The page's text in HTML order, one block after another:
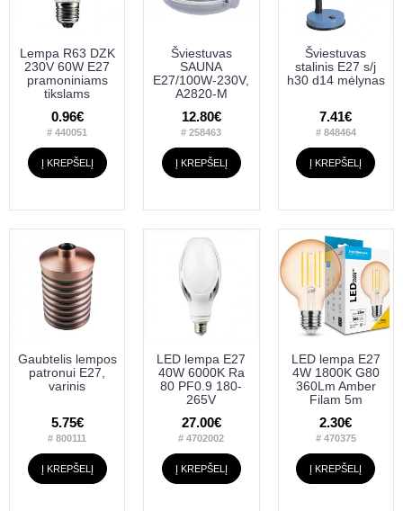
Lempa R63 DZK
230V 60W E27
pramoniniams
tikslams
0.96€
# 440051
Į KREPŠELĮ
Šviestuvas
SAUNA
E27/100W-230V,
A2820-M
12.80€
# 258463
Į KREPŠELĮ
Šviestuvas
stalinis E27 s/j
h30 d14 mėlynas
7.41€
# 848464
Į KREPŠELĮ
Gaubtelis lempos
patronui E27,
varinis
5.75€
# 800111
Į KREPŠELĮ
LED lempa E27
40W 6000K Ra
80 PF0.9 180-
265V
27.00€
# 4702002
Į KREPŠELĮ
LED lempa E27
4W 1800K G80
360Lm Amber
Filam 5m
2.30€
# 470375
Į KREPŠELĮ